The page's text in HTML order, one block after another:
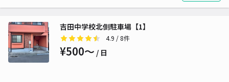
吉田中学校北側駐車場【1】
4.9 / 8件
¥500〜 / 日